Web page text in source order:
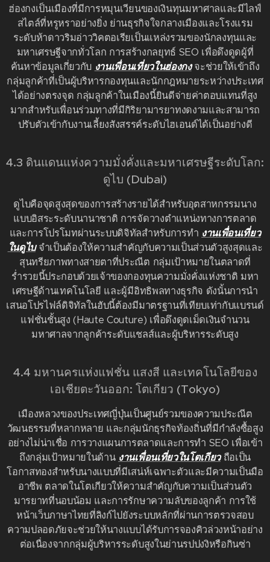
ฮ่องกงเป็นเมืองที่มีการหมุนเวียนของเงินทุนมหาศาลและมีไลฟ์
สไตล์ที่หรูหราอย่างยิ่ง ย่านธุรกิจใจกลางเมืองและโรงแรม
ระดับห้าดาวริมอ่าววิคตอเรียเป็นแหล่งรวมของนักลงทุนและ
มหาเศรษฐีจากทั่วโลก การสร้างกลยุทธ์ SEO เพื่อดึงดูดผู้ที่
ค้นหาข้อมูลเกี่ยวกับ งานเพื่อนเที่ยวในฮ่องกงจะช่วยให้เข้าถึง
กลุ่มลูกค้าที่เป็นผู้บริหารกองทุนและนักกฎหมายระหว่างประเทศ
ได้อย่างตรงจุด กลุ่มลูกค้าในเมืองนี้ยินดีจ่ายค่าตอบแทนที่สูง
มากสำหรับเพื่อนร่วมทางที่มีกิริยามารยาทงดงามและสามารถ
ปรับตัวเข้ากับงานเลี้ยงสังสรรค์ระดับไฮเอนด์ได้เป็นอย่างดี
4.3 ดินแดนแห่งความมั่งคั่งและมหาเศรษฐีระดับโลก:
ดูไบ (Dubai)
ดูไบคือจุดสูงสุดของการสร้างรายได้สำหรับอุตสาหกรรมนาง
แบบอิสระระดับนานาชาติ การจัดวางตำแหน่งทางการตลาด
และการโปรโมทผ่านระบบดิจิทัลสำหรับการทำ งานเพื่อนเที่ยว
ในดูไบจำเป็นต้องให้ความสำคัญกับความเป็นส่วนตัวสูงสุดและ
สุนทรียภาพทางสายตาที่ประณีต กลุ่มเป้าหมายในตลาดที่
ร่ำรวยนี้ประกอบด้วยเจ้าของกองทุนความมั่งคั่งแห่งชาติ มหา
เศรษฐีด้านเทคโนโลยี และผู้มีอิทธิพลทางธุรกิจ ดังนั้นการนำ
เสนอโปรไฟล์ดิจิทัลในฮับนี้ต้องมีมาตรฐานที่เทียบเท่ากับแบรนด์
แฟชั่นชั้นสูง (Haute Couture) เพื่อดึงดูดเม็ดเงินจำนวน
มหาศาลจากลูกค้าระดับแชลส์และผู้บริหารระดับสูง
4.4 มหานครแห่งแฟชั่น แสงสี และเทคโนโลยีของ
เอเชียตะวันออก: โตเกียว (Tokyo)
เมืองหลวงของประเทศญี่ปุ่นเป็นศูนย์รวมของความประณีต
วัฒนธรรมที่หลากหลาย และกลุ่มนักธุรกิจท้องถิ่นที่มีกำลังซื้อสูง
อย่างไม่น่าเชื่อ การวางแผนการตลาดและการทำ SEO เพื่อเข้า
ถึงกลุ่มเป้าหมายในด้าน งานเพื่อนเที่ยวในโตเกียวถือเป็น
โอกาสทองสำหรับนางแบบที่มีเสน่ห์เฉพาะตัวและมีความเป็นมือ
อาชีพ ตลาดในโตเกียวให้ความสำคัญกับความเป็นส่วนตัว
มารยาทที่นอบน้อม และการรักษาความลับของลูกค้า การใช้
หน้าเว็บภาษาไทยที่ลิงก์ไปยังระบบหลักที่ผ่านการตรวจสอบ
ความปลอดภัยจะช่วยให้นางแบบได้รับการจองคิวล่วงหน้าอย่าง
ต่อเนื่องจากกลุ่มผู้บริหารระดับสูงในย่านรปปงงิหรือกินซ่า